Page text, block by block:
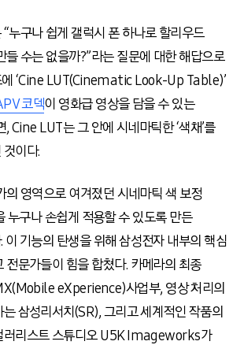
누구나 쉽게 갤럭시 폰 하나로 할리우드
들 수는 없을까?”라는 질문에 대한 해답으로
에 ‘Cine LUT(Cinematic Look-Up Table)’
코덱이 영화급 영상을 담을 수 있는
, Cine LUT는 그 안에 시네마틱한 ‘색채’를
이다.
영역으로 여겨졌던 시네마틱 색 보정
구나 손쉽게 적용할 수 있도록 만든
이 기능의 탄생을 위해 삼성전자 내부의 핵심
전문가들이 힘을 합쳤다. 카메라의 최종
eXperience)사업부, 영상 처리의
삼성리서치(SR), 그리고 세계적인 작품의
러리스트 스튜디오 U5K Imageworks가